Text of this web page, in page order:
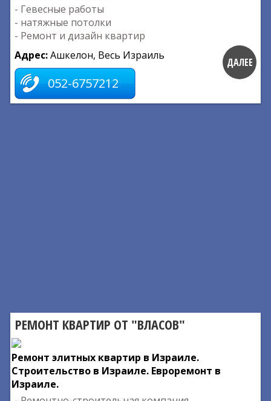
- Гевесные работы
- натяжные потолки
- Ремонт и дизайн квартир
Адрес:Ашкелон, Весь Израиль
052-6757212
ДАЛЕЕ
РЕМОНТ КВАРТИР ОТ "ВЛАСОВ"
Ремонт элитных квартир в Израиле.
Строительство в Израиле. Евроремонт в
Израиле.